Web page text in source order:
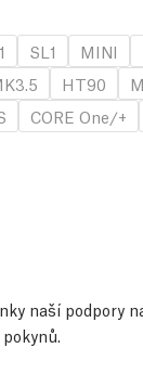
SL1 MINI
HT90
CORE One/+
naší podpory